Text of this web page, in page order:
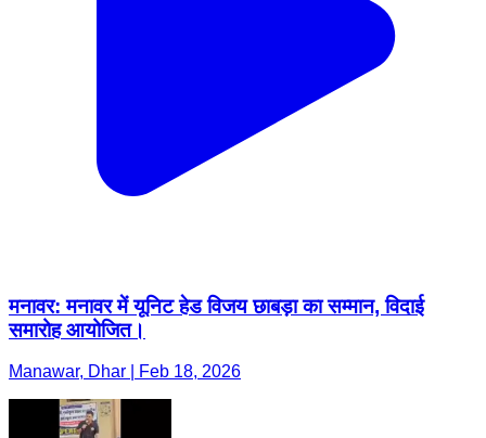
मनावर: मनावर में यूनिट हेड विजय छाबड़ा का सम्मान, विदाई
समारोह आयोजित।
Manawar, Dhar | Feb 18, 2026